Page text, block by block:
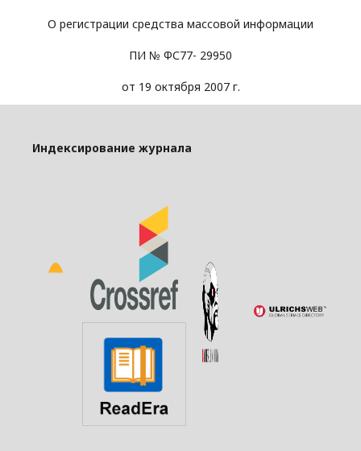
О регистрации средства массовой информации
ПИ № ФС77- 29950
от 19 октября 2007 г.
Индексирование журнала